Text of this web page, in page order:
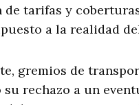
de tarifas y
a la realidad
gremios de
su rechazo a un